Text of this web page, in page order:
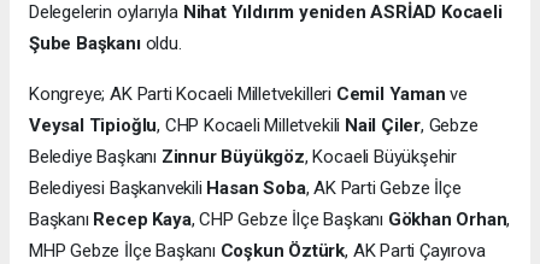
Delegelerin oylarıyla Nihat Yıldırım yeniden ASRİAD Kocaeli
Şube Başkanıoldu.
Kongreye; AK Parti Kocaeli Milletvekilleri Cemil Yaman ve
Veysal Tipioğlu, CHP Kocaeli Milletvekili Nail Çiler, Gebze
Belediye Başkanı Zinnur Büyükgöz, Kocaeli Büyükşehir
Belediyesi Başkanvekili Hasan Soba, AK Parti Gebze İlçe
Başkanı Recep Kaya, CHP Gebze İlçe Başkanı Gökhan Orhan,
MHP Gebze İlçe Başkanı Coşkun Öztürk, AK Parti Çayırova